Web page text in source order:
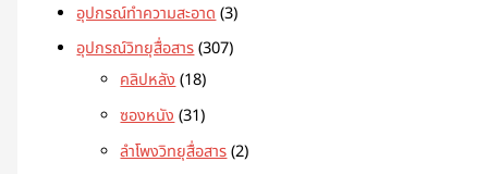
อุปกรณ์ทำความสะอาด 3
อุปกรณ์วิทยุสื่อสาร 307
คลิปหลัง 18
ซองหนัง 31
ลำโพงวิทยุสื่อสาร 2